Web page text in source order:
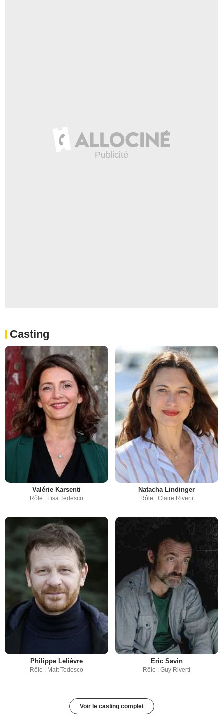
Casting
Valérie Karsenti
Rôle : Lisa Tedesco
Natacha Lindinger
Rôle : Claire Riverti
Philippe Lelièvre
Rôle : Matt Tedesco
Eric Savin
Rôle : Guy Riverti
Voir le casting complet